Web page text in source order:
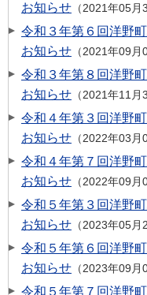
お知らせ
2021年05月
令和３年第６回洋野
お知らせ
2021年09月
令和３年第８回洋野
お知らせ
2021年11月
令和４年第３回洋野
お知らせ
2022年03月
令和４年第７回洋野
お知らせ
2022年09月
令和５年第３回洋野
お知らせ
2023年05月
令和５年第６回洋野
お知らせ
2023年09月
令和５年第７回洋野